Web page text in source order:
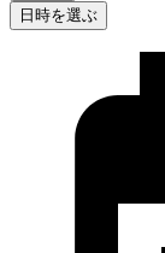
日時を選ぶ